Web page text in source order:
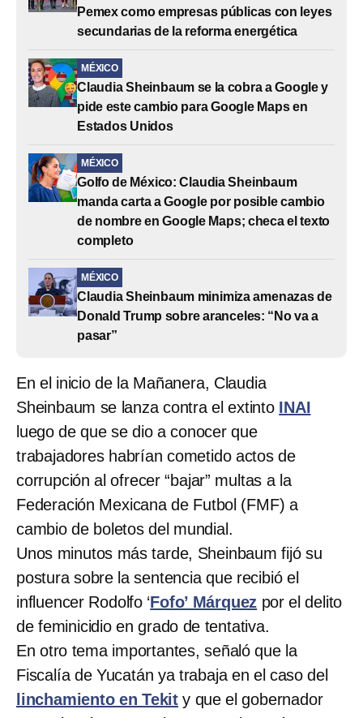
Pemex como empresas públicas con leyes
secundarias de la reforma energética
MÉXICO
Claudia Sheinbaum se la cobra a Google y
pide este cambio para Google Maps en
Estados Unidos
MÉXICO
Golfo de México: Claudia Sheinbaum
manda carta a Google por posible cambio
de nombre en Google Maps; checa el texto
completo
MÉXICO
Claudia Sheinbaum minimiza amenazas de
Donald Trump sobre aranceles: “No va a
pasar”
En el inicio de la Mañanera, Claudia
Sheinbaum se lanza contra el extinto INAI
luego de que se dio a conocer que
trabajadores habrían cometido actos de
corrupción al ofrecer “bajar” multas a la
Federación Mexicana de Futbol (FMF) a
cambio de boletos del mundial.
Unos minutos más tarde, Sheinbaum fijó su
postura sobre la sentencia que recibió el
influencer Rodolfo ‘Fofo’ Márquez por el delito
de feminicidio en grado de tentativa.
En otro tema importantes, señaló que la
Fiscalía de Yucatán ya trabaja en el caso del
linchamiento en Tekit y que el gobernador